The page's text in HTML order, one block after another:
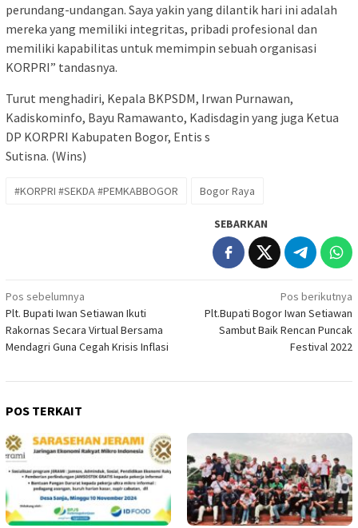
perundang-undangan. Saya yakin yang dilantik hari ini adalah
mereka yang memiliki integritas, pribadi profesional dan
memiliki kapabilitas untuk memimpin sebuah organisasi
KORPRI” tandasnya.
Turut menghadiri, Kepala BKPSDM, Irwan Purnawan,
Kadiskominfo, Bayu Ramawanto, Kadisdagin yang juga Ketua
DP KORPRI Kabupaten Bogor, Entis s
Sutisna. (Wins)
#KORPRI #SEKDA #PEMKABBOGOR Bogor Raya
SEBARKAN
Navigasi
pos
Pos sebelumnya
Plt. Bupati Iwan Setiawan Ikuti
Rakornas Secara Virtual Bersama
Mendagri Guna Cegah Krisis Inflasi
Pos berikutnya
Plt.Bupati Bogor Iwan Setiawan
Sambut Baik Rencan Puncak
Festival 2022
POS TERKAIT